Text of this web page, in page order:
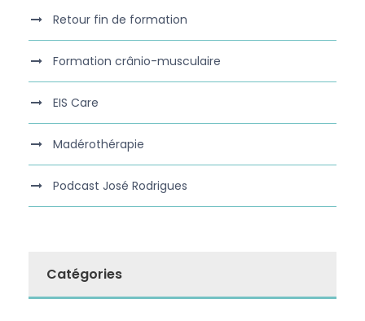
Retour fin de formation
Formation crânio-musculaire
EIS Care
Madérothérapie
Podcast José Rodrigues
Catégories